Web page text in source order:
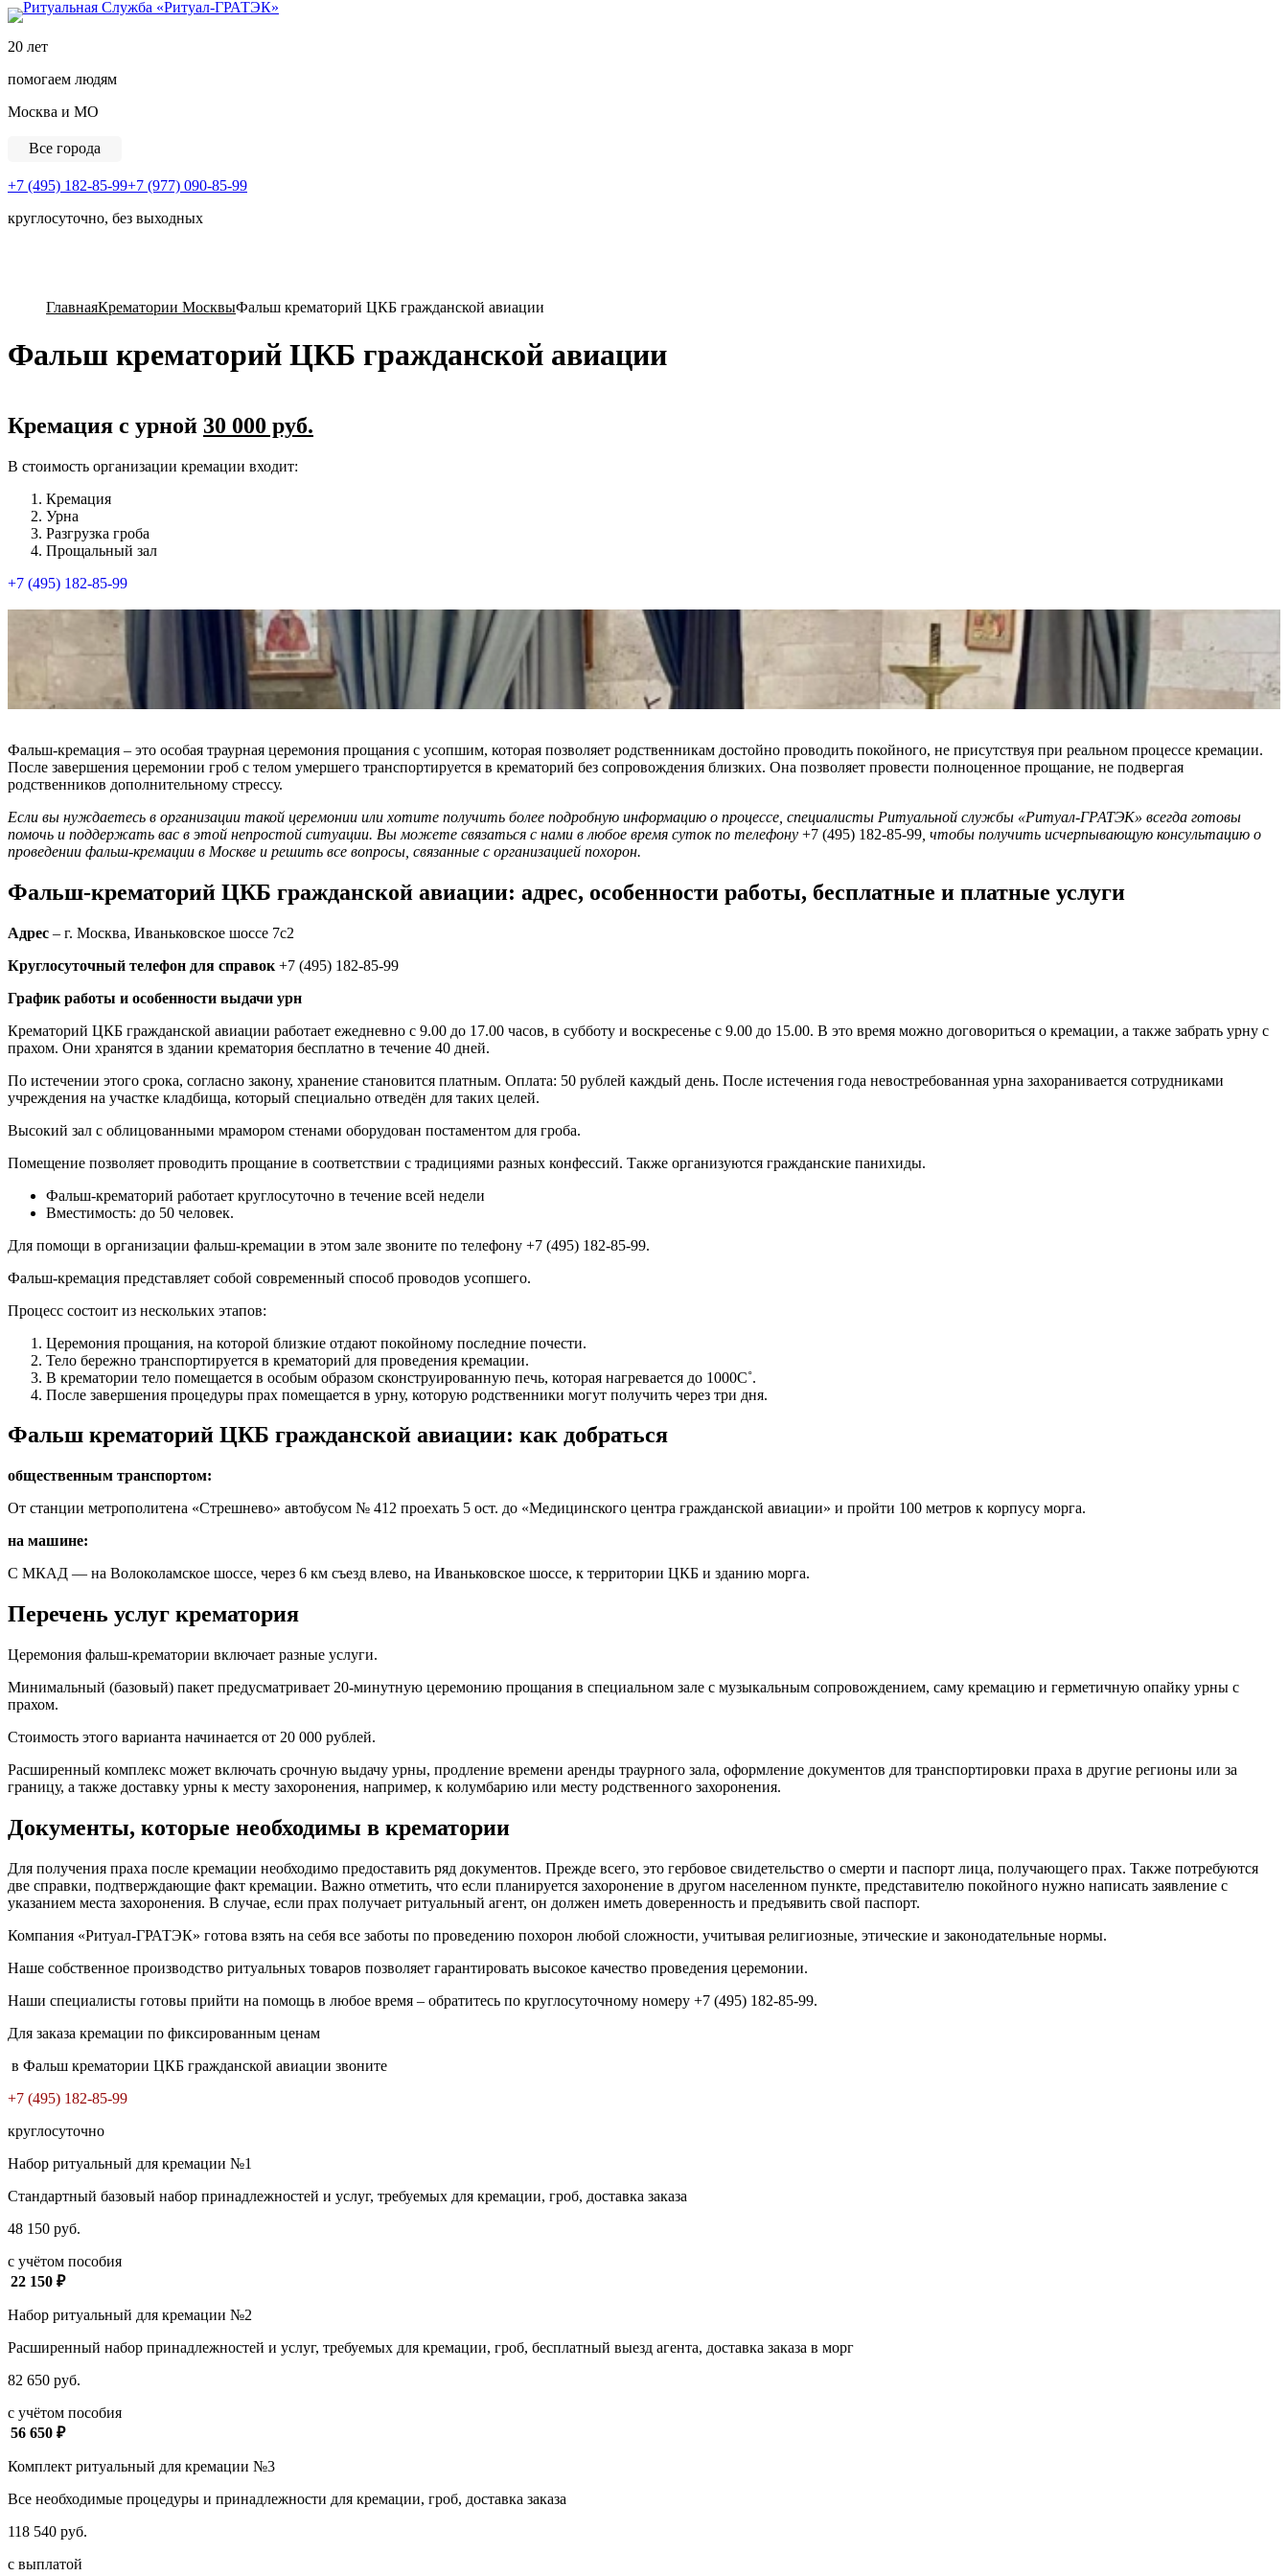
20 лет
помогаем людям
Москва и МО
Все города
+7 (495) 182-85-99+7 (977) 090-85-99
круглосуточно, без выходных
ГлавнаяКрематории МосквыФальш крематорий ЦКБ гражданской авиации
Фальш крематорий ЦКБ гражданской авиации
Кремация с урной 30 000 руб.
В стоимость организации кремации входит:
Кремация
Урна
Разгрузка гроба
Прощальный зал
+7 (495) 182-85-99​
Фальш-кремация – это особая траурная церемония прощания с усопшим, которая позволяет родственникам достойно проводить покойного, не присутствуя при реальном процессе кремации.
После завершения церемонии гроб с телом умершего транспортируется в крематорий без сопровождения близких. Она позволяет провести полноценное прощание, не подвергая
родственников дополнительному стрессу.
Если вы нуждаетесь в организации такой церемонии или хотите получить более подробную информацию о процессе, специалисты Ритуальной службы «Ритуал-ГРАТЭК» всегда готовы
помочь и поддержать вас в этой непростой ситуации. Вы можете связаться с нами в любое время суток по телефону +7 (495) 182-85-99​​ , чтобы получить исчерпывающую консультацию о
проведении фальш-кремации в Москве и решить все вопросы, связанные с организацией похорон.
Фальш-крематорий ЦКБ гражданской авиации: адрес, особенности работы, бесплатные и платные услуги
Адрес – г. Москва, Иваньковское шоссе 7с2
Круглосуточный телефон для справок +7 (495) 182-85-99​
График работы и особенности выдачи урн
Крематорий ЦКБ гражданской авиации работает ежедневно с 9.00 до 17.00 часов, в субботу и воскресенье с 9.00 до 15.00. В это время можно договориться о кремации, а также забрать урну с
прахом. Они хранятся в здании крематория бесплатно в течение 40 дней.
По истечении этого срока, согласно закону, хранение становится платным. Оплата: 50 рублей каждый день. После истечения года невостребованная урна захоранивается сотрудниками
учреждения на участке кладбища, который специально отведён для таких целей.
Высокий зал с облицованными мрамором стенами оборудован постаментом для гроба.
Помещение позволяет проводить прощание в соответствии с традициями разных конфессий. Также организуются гражданские панихиды.
Фальш-крематорий работает круглосуточно в течение всей недели
Вместимость: до 50 человек.
Для помощи в организации фальш-кремации в этом зале звоните по телефону +7 (495) 182-85-99​.
Фальш-кремация представляет собой современный способ проводов усопшего.
Процесс состоит из нескольких этапов:
Церемония прощания, на которой близкие отдают покойному последние почести.
Тело бережно транспортируется в крематорий для проведения кремации.
В крематории тело помещается в особым образом сконструированную печь, которая нагревается до 1000С˚.
После завершения процедуры прах помещается в урну, которую родственники могут получить через три дня.
Фальш крематорий ЦКБ гражданской авиации: как добраться
общественным транспортом:
От станции метрополитена «Стрешнево» автобусом № 412 проехать 5 ост. до «Медицинского центра гражданской авиации» и пройти 100 метров к корпусу морга.
на машине:
С МКАД — на Волоколамское шоссе, через 6 км съезд влево, на Иваньковское шоссе, к территории ЦКБ и зданию морга.
Перечень услуг крематория
Церемония фальш-крематории включает разные услуги.
Минимальный (базовый) пакет предусматривает 20-минутную церемонию прощания в специальном зале с музыкальным сопровождением, саму кремацию и герметичную опайку урны с
прахом.
Стоимость этого варианта начинается от 20 000 рублей.
Расширенный комплекс может включать срочную выдачу урны, продление времени аренды траурного зала, оформление документов для транспортировки праха в другие регионы или за
границу, а также доставку урны к месту захоронения, например, к колумбарию или месту родственного захоронения.
Документы, которые необходимы в крематории
Для получения праха после кремации необходимо предоставить ряд документов. Прежде всего, это гербовое свидетельство о смерти и паспорт лица, получающего прах. Также потребуются
две справки, подтверждающие факт кремации. Важно отметить, что если планируется захоронение в другом населенном пункте, представителю покойного нужно написать заявление с
указанием места захоронения. В случае, если прах получает ритуальный агент, он должен иметь доверенность и предъявить свой паспорт.
Компания «Ритуал-ГРАТЭК» готова взять на себя все заботы по проведению похорон любой сложности, учитывая религиозные, этические и законодательные нормы.
Наше собственное производство ритуальных товаров позволяет гарантировать высокое качество проведения церемонии.
Наши специалисты готовы прийти на помощь в любое время – обратитесь по круглосуточному номеру +7 (495) 182-85-99​.
Для заказа кремации по фиксированным ценам
в Фальш крематории ЦКБ гражданской авиации звоните
+7 (495) 182-85-99​
круглосуточно
Набор ритуальный для кремации №1
Стандартный базовый набор принадлежностей и услуг, требуемых для кремации, гроб, доставка заказа
48 150 руб.
с учётом пособия
22 150 ₽
Набор ритуальный для кремации №2
Расширенный набор принадлежностей и услуг, требуемых для кремации, гроб, бесплатный выезд агента, доставка заказа в морг
82 650 руб.
с учётом пособия
56 650 ₽
Комплект ритуальный для кремации №3
Все необходимые процедуры и принадлежности для кремации, гроб, доставка заказа
118 540 руб.
с выплатой